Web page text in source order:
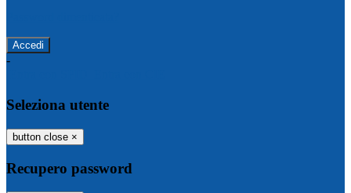
-
Seleziona utente
button close ×
Recupero password